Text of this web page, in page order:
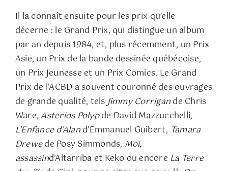
Il la connaît ensuite pour les prix qu’elle
décerne : le Grand Prix, qui distingue un album
par an depuis 1984, et, plus récemment, un Prix
Asie, un Prix de la bande dessinée québécoise,
un Prix Jeunesse et un Prix Comics. Le Grand
Prix de l’ACBD a souvent couronné des ouvrages
de grande qualité, telsJimmy Corrigande Chris
Ware,Asterios Polypde David Mazzucchelli,
L’Enfance d’Aland’Emmanuel Guibert, Tamara
Drewede Posy Simmonds, Moi,
assassind’Altarriba et Keko ou encore La Terre